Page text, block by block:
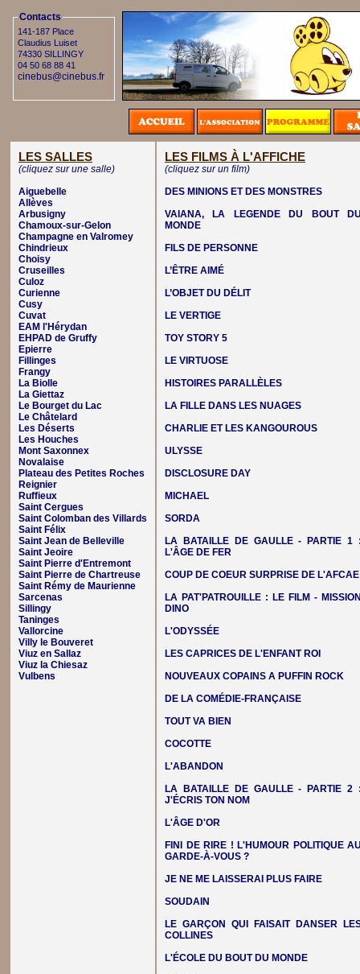
Contacts
141-187 Place
Claudius Luiset
74330 SILLINGY
04 50 68 88 41
cinebus@cinebus.fr
LES SALLES
(cliquez sur une salle)
Aiguebelle
Allèves
Arbusigny
Chamoux-sur-Gelon
Champagne en Valromey
Chindrieux
Choisy
Cruseilles
Culoz
Curienne
Cusy
Cuvat
EAM l'Hérydan
EHPAD de Gruffy
Epierre
Fillinges
Frangy
La Biolle
La Giettaz
Le Bourget du Lac
Le Châtelard
Les Déserts
Les Houches
Mont Saxonnex
Novalaise
Plateau des Petites Roches
Reignier
Ruffieux
Saint Cergues
Saint Colomban des Villards
Saint Félix
Saint Jean de Belleville
Saint Jeoire
Saint Pierre d'Entremont
Saint Pierre de Chartreuse
Saint Rémy de Maurienne
Sarcenas
Sillingy
Taninges
Vallorcine
Villy le Bouveret
Viuz en Sallaz
Viuz la Chiesaz
Vulbens
LES FILMS À L'AFFICHE
(cliquez sur un film)
DES MINIONS ET DES MONSTRES
VAIANA, LA LEGENDE DU BOUT
MONDE
FILS DE PERSONNE
L’ÊTRE AIMÉ
L’OBJET DU DÉLIT
LE VERTIGE
TOY STORY 5
LE VIRTUOSE
HISTOIRES PARALLÈLES
LA FILLE DANS LES NUAGES
CHARLIE ET LES KANGOUROUS
ULYSSE
DISCLOSURE DAY
MICHAEL
SORDA
LA BATAILLE DE GAULLE - PARTIE 1
L'ÂGE DE FER
COUP DE COEUR SURPRISE DE L'AFCAE
LA PAT'PATROUILLE : LE FILM -
DINO
L'ODYSSÉE
LES CAPRICES DE L'ENFANT ROI
NOUVEAUX COPAINS A PUFFIN ROCK
DE LA COMÉDIE-FRANÇAISE
TOUT VA BIEN
COCOTTE
L'ABANDON
LA BATAILLE DE GAULLE - PARTIE 2
J'ÉCRIS TON NOM
L'ÂGE D'OR
FINI DE RIRE ! L'HUMOUR POLITIQUE
GARDE-À-VOUS ?
JE NE ME LAISSERAI PLUS FAIRE
SOUDAIN
LE GARÇON QUI FAISAIT DANSER
COLLINES
L'ÉCOLE DU BOUT DU MONDE